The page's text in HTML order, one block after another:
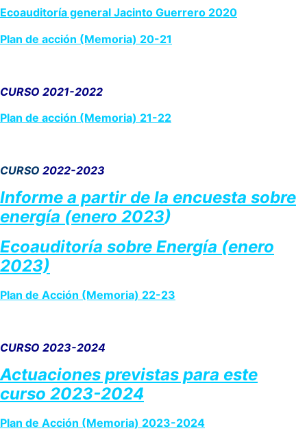
Ecoauditoría general Jacinto Guerrero 2020
Plan de acción (Memoria) 20-21
CURSO 2021-2022
Plan de acción (Memoria) 21-22
CURSO 2022-2023
Informe a partir de la encuesta sobre
energía (enero 2023)
Ecoauditoría sobre Energía (enero
2023)
Plan de Acción (Memoria) 22-23
CURSO 2023-2024
Actuaciones previstas para este
curso 2023-2024
Plan de Acción (Memoria) 2023-2024